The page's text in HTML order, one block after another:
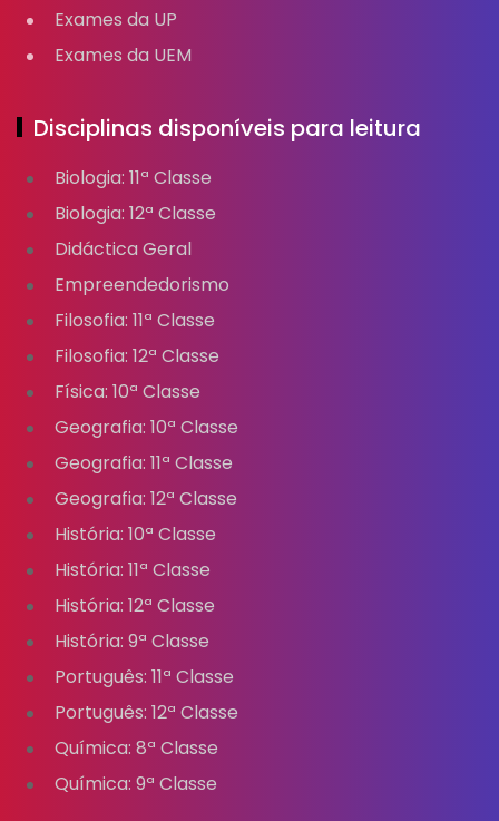
Exames da UP
Exames da UEM
Disciplinas disponíveis para leitura
Biologia: 11ª Classe
Biologia: 12ª Classe
Didáctica Geral
Empreendedorismo
Filosofia: 11ª Classe
Filosofia: 12ª Classe
Física: 10ª Classe
Geografia: 10ª Classe
Geografia: 11ª Classe
Geografia: 12ª Classe
História: 10ª Classe
História: 11ª Classe
História: 12ª Classe
História: 9ª Classe
Português: 11ª Classe
Português: 12ª Classe
Química: 8ª Classe
Química: 9ª Classe